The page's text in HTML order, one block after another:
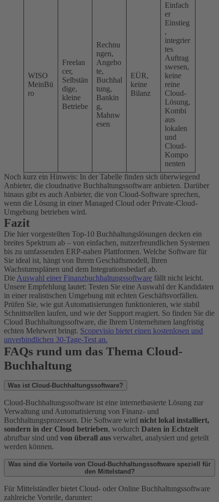
WISO
MeinBü
ro
Freelan
cer,
Selbstän
dige,
kleine
Betriebe
Rechnu
ngen,
Angebo
te,
Buchhal
tung,
Bankin
g,
Mahnw
esen
EÜR,
keine
Bilanz
Einfach
er
Einstieg
,
integrier
tes
Auftrag
swesen,
keine
reine
Cloud-
Lösung,
Kombi
aus
lokalen
und
Cloud-
Kompo
nenten
Noch kurz ein Hinweis: In der Tabelle finden sich überwiegend
Anbieter, die cloudnative Buchhaltungssoftware anbieten. Darüber
hinaus gibt es auch Anbieter, die von Cloud-Software sprechen,
wenn die Lösung in einer Managed Cloud oder Private-Cloud-
Umgebung betrieben wird.
Fazit
Die hier vorgestellten Top-10 Buchhaltungslösungen decken ein
breites Spektrum ab – von einfachen, nutzerfreundlichen Systemen
bis zu umfassenden ERP-nahen Plattformen. Welche Software für
Sie ideal ist, hängt von Ihrem Geschäftsmodell, Ihren
Wachstumsplänen und dem Integrationsbedarf ab.
Die Auswahl einer Finanzbuchhaltungssoftware fällt nicht leicht.
Unsere Empfehlung lautet: Testen Sie eine Auswahl der Kandidaten
in einer realistischen Umgebung mit echten Geschäftsvorfällen.
Prüfen Sie, wie gut Automatisierungen funktionieren, wie stabil
Schnittstellen laufen, und wie der Support reagiert. So finden Sie die
Cloud Buchhaltungssoftware, die Ihrem Unternehmen langfristig
echten Mehrwert bringt. Scopevisio bietet einen kostenlosen und
unverbindlichen 30-Tage-Test an.
FAQs rund um das Thema Cloud-
Buchhaltung
Was ist Cloud-Buchhaltungssoftware?
Cloud-Buchhaltungssoftware ist eine internetbasierte Lösung zur
Verwaltung und Automatisierung von Finanz- und
Buchhaltungsprozessen. Die Software wird nicht lokal installiert,
sondern in der Cloud betrieben, wodurch Daten in Echtzeit
abrufbar sind und von überall aus verwaltet, analysiert und geteilt
werden können.
Was sind die Vorteile von Cloud-Buchhaltungssoftware speziell für
den Mittelstand?
Für Mittelständler bietet Cloud- oder Online Buchhaltungssoftware
zahlreiche Vorteile, darunter: